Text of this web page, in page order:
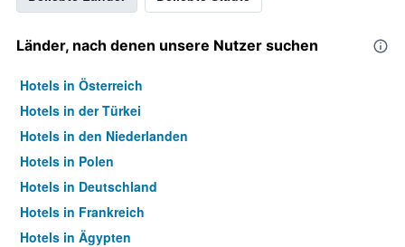
Länder, nach denen unsere Nutzer suchen
Hotels in Österreich
Hotels in der Türkei
Hotels in den Niederlanden
Hotels in Polen
Hotels in Deutschland
Hotels in Frankreich
Hotels in Ägypten